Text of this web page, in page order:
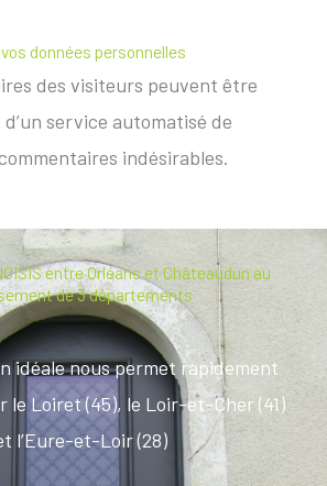
données personnelles
des visiteurs peuvent être
d’un service automatisé de
indésirables.
entre Orléans et Châteaudun au
de 3 départements
idéale nous permet rapidement
le Loiret (45), le Loir-et-Cher (41)
l’Eure-et-Loir (28)